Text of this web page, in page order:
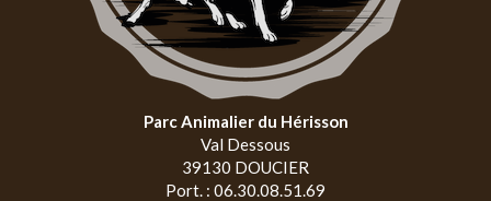
Parc Animalier du Hérisson
Val Dessous
39130 DOUCIER
Port. : 06.30.08.51.69